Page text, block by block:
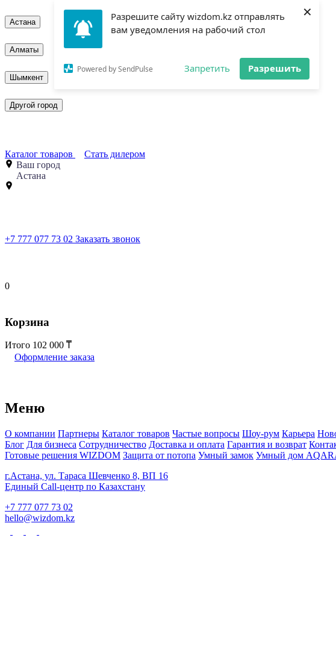
Разрешите сайту wizdom.kz отправлять
вам уведомления на рабочий стол
Powered by SendPulse Запретить Разрешить
×
Астана
Алматы
Шымкент
Другой город
Каталог товаров
Стать дилером
Ваш город
Астана
+7 777 077 73 02 Заказать звонок
0
Корзина
Итого 102 000
Оформление заказа
Меню
О компании Партнеры Каталог товаров Частые вопросы Шоу-рум Карьера
Блог Для бизнеса Сотрудничество Доставка и оплата Гарантия и возврат
Готовые решения WIZDOM Защита от потопа Умный замок Умный дом
г.Астана, ул. Тараса Шевченко 8, ВП 16
Единый Call-центр по Казахстану
+7 777 077 73 02
hello@wizdom.kz